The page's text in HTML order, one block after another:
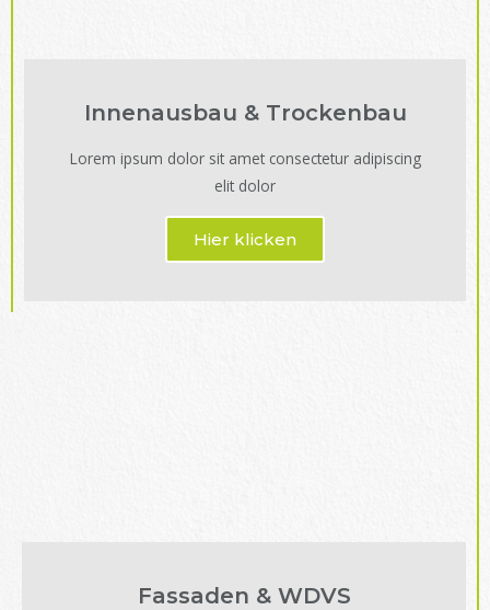
Innenausbau & Trockenbau
Lorem ipsum dolor sit amet consectetur adipiscing
elit dolor
Hier klicken
Fassaden & WDVS